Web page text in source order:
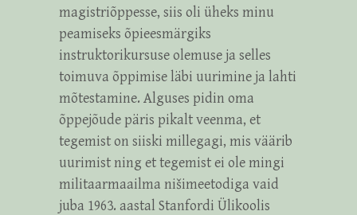
magistriõppesse, siis oli üheks minu
peamiseks õpieesmärgiks
instruktorikursuse olemuse ja selles
toimuva õppimise läbi uurimine ja lahti
mõtestamine. Alguses pidin oma
õppejõude päris pikalt veenma, et
tegemist on siiski millegagi, mis väärib
uurimist ning et tegemist ei ole mingi
militaarmaailma nišimeetodiga vaid
juba 1963. aastal Stanfordi Ülikoolis